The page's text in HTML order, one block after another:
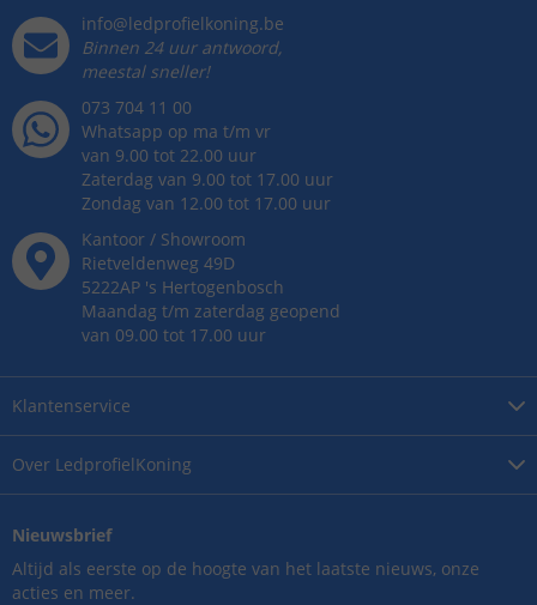
Over LedprofielKoning
Klantenservice
info@ledprofielkoning.be
Binnen 24 uur antwoord,
meestal sneller!
073 704 11 00
Whatsapp op ma t/m vr
van 9.00 tot 22.00 uur
Zaterdag van 9.00 tot 17.00 uur
Zondag van 12.00 tot 17.00 uur
Kantoor / Showroom
Rietveldenweg 49D
5222AP 's Hertogenbosch
Maandag t/m zaterdag geopend
van 09.00 tot 17.00 uur
Nieuwsbrief
Altijd als eerste op de hoogte van het laatste nieuws, onze
acties en meer.